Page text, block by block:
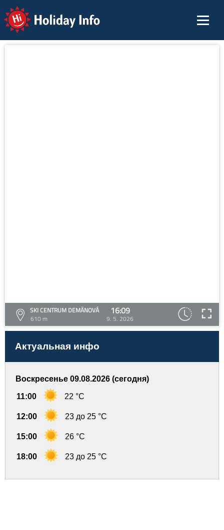
Holiday Info
SKI CENTRUM DEMÄNOVÁ
610 m
16:09
9. 5. 2026
Актуальная инфо
Воскресенье 09.08.2026 (сегодня)
11:00 22 °C
12:00 23 до 25 °C
15:00 26 °C
18:00 23 до 25 °C